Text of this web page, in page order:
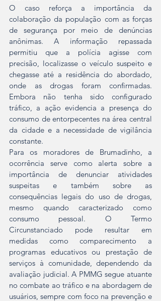
O caso reforça a importância da
colaboração da população com as forças
de segurança por meio de denúncias
anônimas. A informação repassada
permitiu que a polícia agisse com
precisão, localizasse o veículo suspeito e
chegasse até a residência do abordado,
onde as drogas foram confirmadas.
Embora não tenha sido configurado
tráfico, a ação evidencia a presença do
consumo de entorpecentes na área central
da cidade e a necessidade de vigilância
constante.
Para os moradores de Brumadinho, a
ocorrência serve como alerta sobre a
importância de denunciar atividades
suspeitas e também sobre as
consequências legais do uso de drogas,
mesmo quando caracterizado como
consumo pessoal. O Termo
Circunstanciado pode resultar em
medidas como comparecimento a
programas educativos ou prestação de
serviços à comunidade, dependendo da
avaliação judicial. A PMMG segue atuante
no combate ao tráfico e na abordagem de
usuários, sempre com foco na prevenção e